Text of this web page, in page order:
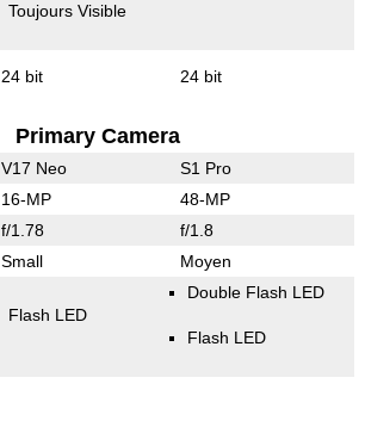
Toujours Visible
24 bit 24 bit
Primary Camera
V17 Neo S1 Pro
16-MP 48-MP
f/1.78 f/1.8
Small Moyen
Flash LED
Double Flash LED
Flash LED